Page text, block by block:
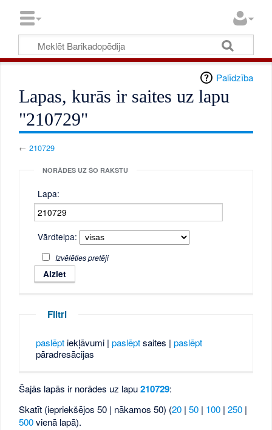
Palīdzība
Lapas, kurās ir saites uz lapu
"210729"
←210729
NORĀDES UZ ŠO RAKSTU
Lapa:
Vārdtelpa:
Izvēlēties pretēji
Filtri
paslēptiekļāvumi | paslēptsaites | paslēpt
pāradresācijas
Šajās lapās ir norādes uz lapu210729:
Skatīt (iepriekšējos 50 | nākamos 50) (20 |50 | 100 |250 |
500vienā lapā).